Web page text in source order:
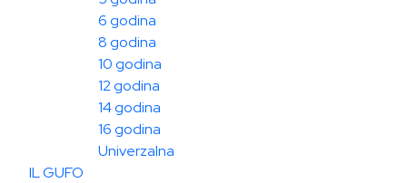
6 godina
8 godina
10 godina
12 godina
14 godina
16 godina
Univerzalna
IL GUFO